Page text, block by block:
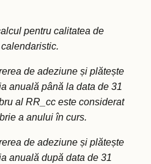
pentru calitatea de
de adeziune și plătește
anuală până la data de 31
al RR_cc este considerat
a anului în curs.
de adeziune și plătește
anuală după data de 31